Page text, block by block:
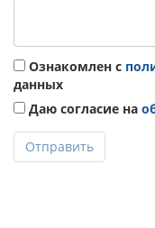
Ознакомлен с
данных
Даю согласие на
Отправить